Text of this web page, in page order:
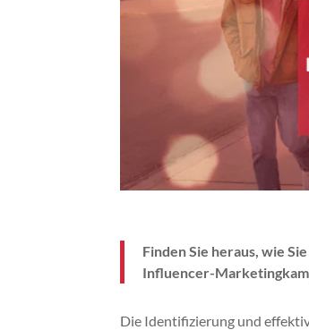
Finden Sie heraus, wie
Influencer-
Die Identifizierung und